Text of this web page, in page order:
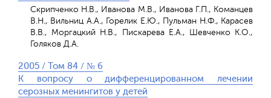
Скрипченко Н.В., Иванова М.В., Иванова Г.П., Команцев
В.Н., Вильниц А.А., Горелик Е.Ю., Пульман Н.Ф., Карасев
В.В., Моргацкий Н.В., Пискарева Е.А., Шевченко К.О.,
Голяков Д.А.
2005 / Том 84 / № 6
К вопросу о дифференцированном лечении
серозных менингитов у детей